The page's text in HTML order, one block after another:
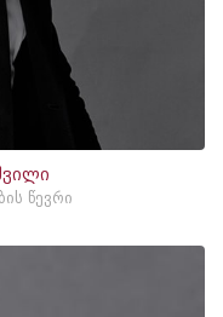
წევრი